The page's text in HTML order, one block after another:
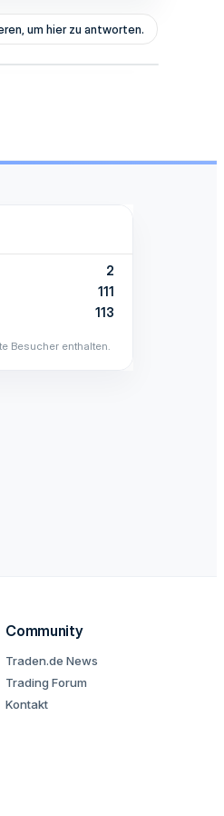
um hier zu antworten.
2
111
113
Besucher enthalten.
Community
Traden.de News
Trading Forum
Kontakt